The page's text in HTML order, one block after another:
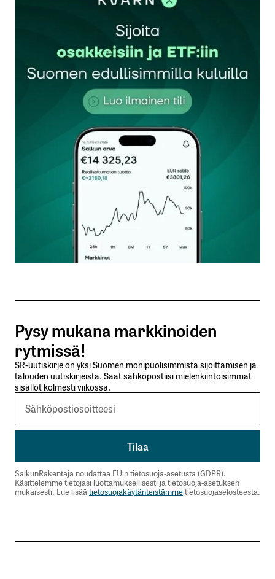
Sähköpostiosoitettasi ei julkaista.Pakolliset
kentät on merkitty*
Kommentti*
Nimesi tai nimimerkkisi
Sähköpostiosoitteesi
Tilaa SalkunRakentajan uutiskirje
Lähetä kommentti
Pysy mukana markkinoiden
rytmissä!
SR-uutiskirje on yksi Suomen monipuolisimmista sijoittamisen ja
talouden uutiskirjeistä. Saat sähköpostiisi mielenkiintoisimmat
sisällöt kolmesti viikossa.
SalkunRakentaja noudattaa EU:n tietosuoja-asetusta (GDPR).
Käsittelemme tietojasi luottamuksellisesti ja tietosuoja-asetuksen
mukaisesti. Lue lisää tietosuojakäytänteistämmetietosuojaselosteesta.